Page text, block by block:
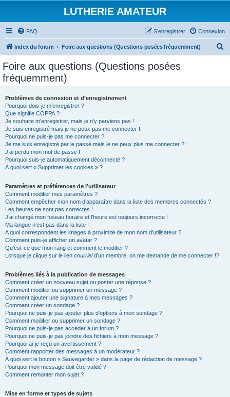
LUTHERIE AMATEUR
FAQ Connexion
S’enregistrer
Index du forum Foire aux questions (Questions posées fréquemment)
Foire aux questions (Questions posées
fréquemment)
Problèmes de connexion et d’enregistrement
Pourquoi dois-je m’enregistrer ?
Que signifie COPPA ?
Je souhaite m’enregistrer, mais je n’y parviens pas !
Je suis enregistré mais je ne peux pas me connecter !
Pourquoi ne puis-je pas me connecter ?
Je me suis enregistré par le passé mais je ne peux plus me connecter ?!
J’ai perdu mon mot de passe !
Pourquoi suis-je automatiquement déconnecté ?
À quoi sert « Supprimer les cookies » ?
Paramètres et préférences de l’utilisateur
Comment modifier mes paramètres ?
Comment empêcher mon nom d’apparaître dans la liste des membres connectés ?
Les heures ne sont pas correctes !
J’ai changé mon fuseau horaire et l’heure est toujours incorrecte !
Ma langue n’est pas dans la liste !
A quoi correspondent les images à proximité de mon nom d’utilisateur ?
Comment puis-je afficher un avatar ?
Qu’est-ce que mon rang et comment le modifier ?
Lorsque je clique sur le lien courrield’un membre, on me demande de me connecter !?
Problèmes liés à la publication de messages
Comment créer un nouveau sujet ou poster une réponse ?
Comment modifier ou supprimer un message ?
Comment ajouter une signature à mes messages ?
Comment créer un sondage ?
Pourquoi ne puis-je pas ajouter plus d’options à mon sondage ?
Comment modifier ou supprimer un sondage ?
Pourquoi ne puis-je pas accéder à un forum ?
Pourquoi ne puis-je pas joindre des fichiers à mon message ?
Pourquoi ai-je reçu un avertissement ?
Comment rapporter des messages à un modérateur ?
À quoi sert le bouton « Sauvegarder » dans la page de rédaction de message ?
Pourquoi mon message doit être validé ?
Comment remonter mon sujet ?
Mise en forme et types de sujets